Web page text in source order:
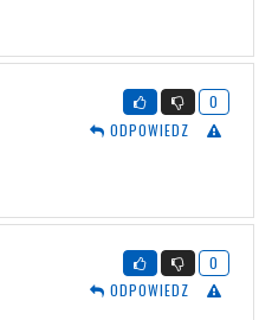
0
ODPOWIEDZ
0
ODPOWIEDZ